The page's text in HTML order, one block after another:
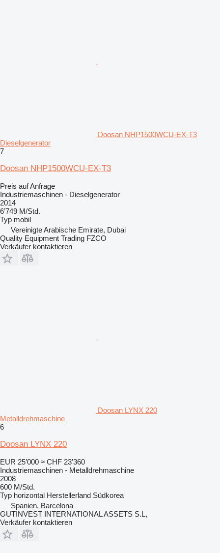
Doosan NHP1500WCU-EX-T3
Dieselgenerator
7
Doosan NHP1500WCU-EX-T3
Preis auf Anfrage
Industriemaschinen - Dieselgenerator
2014
6’749 M/Std.
Typ mobil
Vereinigte Arabische Emirate, Dubai
Quality Equipment Trading FZCO
Verkäufer kontaktieren
Doosan LYNX 220
Metalldrehmaschine
6
Doosan LYNX 220
EUR 25’000 ≈ CHF 23’360
Industriemaschinen - Metalldrehmaschine
2008
600 M/Std.
Typ horizontal Herstellerland Südkorea
Spanien, Barcelona
GUTINVEST INTERNATIONAL ASSETS S.L,
Verkäufer kontaktieren